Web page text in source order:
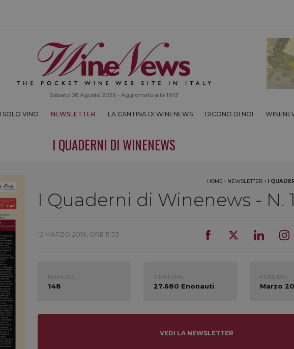
Sabato 08 Agosto 2026 - Aggiornato alle 19:13
SOLO VINO NEWSLETTER LA CANTINA DI WINENEWS DICONO DI NOI
I QUADERNI DI WINENEWS
HOME › NEWSLETTER › I
I Quaderni di Winenews - N.
12 MARZO 2018, ORE 11:33
NUMERO:
148
TIRATURA:
27.680 Enonauti
PERIODO:
Marzo
VEDI LA NEWSLETTER